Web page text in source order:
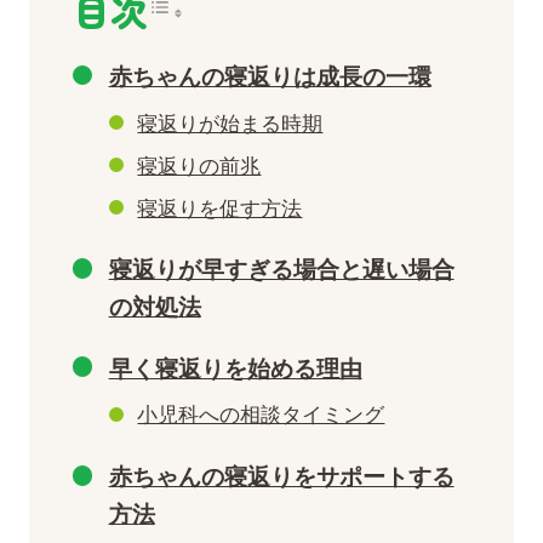
赤ちゃんの寝返りは成長の一環
寝返りが始まる時期
寝返りの前兆
寝返りを促す方法
寝返りが早すぎる場合と遅い場合
の対処法
早く寝返りを始める理由
小児科への相談タイミング
赤ちゃんの寝返りをサポートする
方法